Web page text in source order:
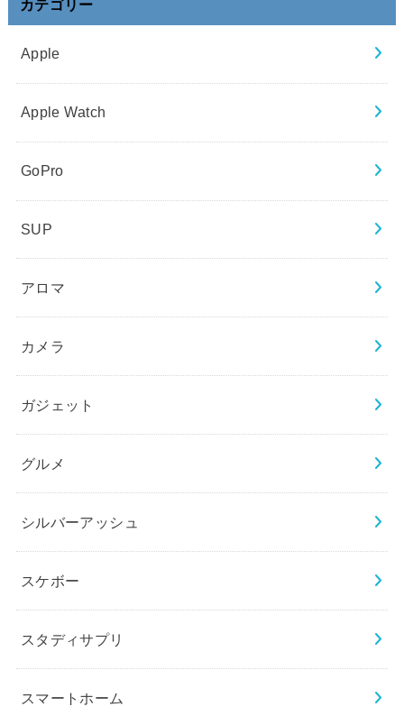
カテゴリー
Apple
Apple Watch
GoPro
SUP
アロマ
カメラ
ガジェット
グルメ
シルバーアッシュ
スケボー
スタディサプリ
スマートホーム